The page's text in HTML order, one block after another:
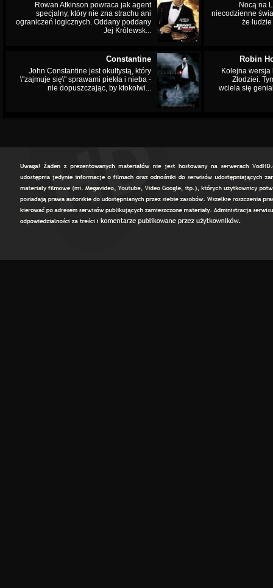
Rowan Atkinson powraca jak agent
specjalny, który nie zna strachu ani
ograniczeń logicznych. Oddany poddany
Jej Królewsk...
Nocą na
niecodzienne
że
Constantine
John Constantine jest okultystą, który
\"zajmuje się\" sprawami piekła i nieba -
nie dopuszczając, by ktokolwi...
Robin
Kolejna wersja
Złodziei.
wciela się